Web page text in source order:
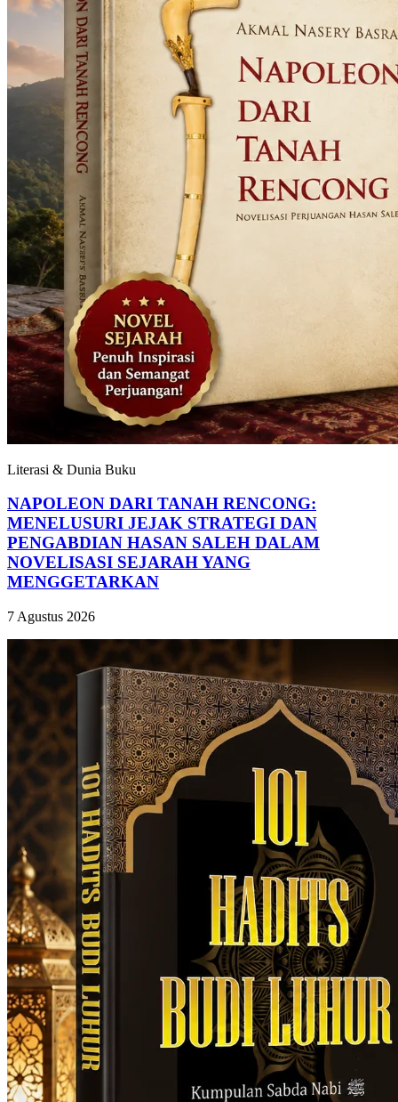
Literasi & Dunia Buku
NAPOLEON DARI TANAH RENCONG:
MENELUSURI JEJAK STRATEGI DAN
PENGABDIAN HASAN SALEH DALAM
NOVELISASI SEJARAH YANG
MENGGETARKAN
7 Agustus 2026